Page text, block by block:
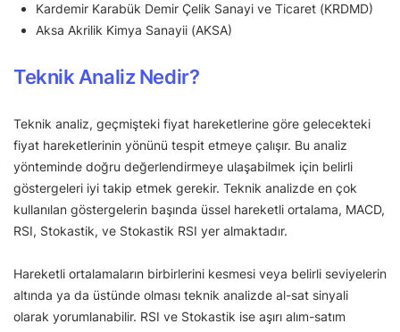
Kardemir Karabük Demir Çelik Sanayi ve Ticaret (KRDMD)
Aksa Akrilik Kimya Sanayii (AKSA)
Teknik Analiz Nedir?
Teknik analiz, geçmişteki fiyat hareketlerine göre gelecekteki
fiyat hareketlerinin yönünü tespit etmeye çalışır. Bu analiz
yönteminde doğru değerlendirmeye ulaşabilmek için belirli
göstergeleri iyi takip etmek gerekir. Teknik analizde en çok
kullanılan göstergelerin başında üssel hareketli ortalama, MACD,
RSI, Stokastik, ve Stokastik RSI yer almaktadır.
Hareketli ortalamaların birbirlerini kesmesi veya belirli seviyelerin
altında ya da üstünde olması teknik analizde al-sat sinyali
olarak yorumlanabilir. RSI ve Stokastik ise aşırı alım-satım